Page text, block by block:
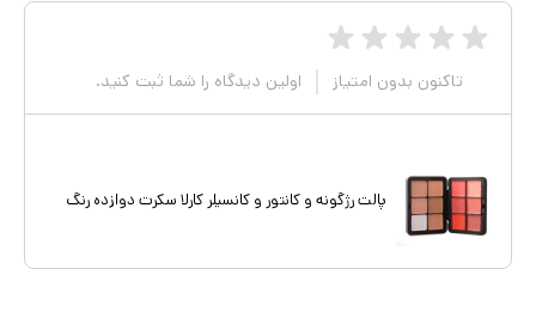
تاکنون بدون امتیاز اولین دیدگاه را شما ثبت کنید.
پالت رژگونه و کانتور و کانسیلر کارلا سکرت دوازده رنگ